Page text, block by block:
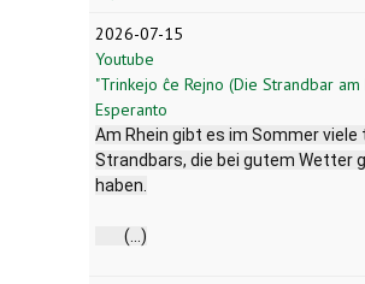
2026-07-15
Youtube
"Trinkejo ĉe Rejno (Die Strandbar am
Esperanto
Am Rhein gibt es im Sommer viele
Strandbars, die bei gutem Wetter
haben.
	(...)